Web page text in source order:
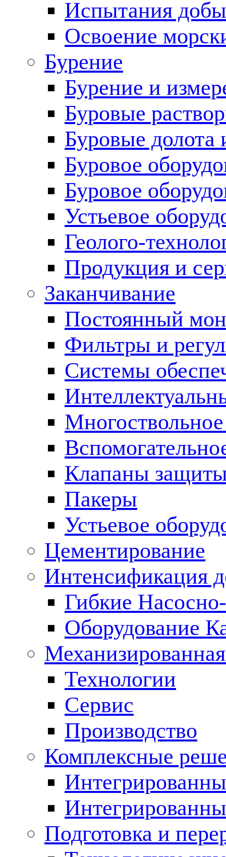
Испытания
Освоение
Бурение
Бурение и
Буровые
Буровые долота
Буровое
Буровое
Устьевое
Геолого-
Продукция и
Заканчивание
Постоянный
Фильтры и
Cистемы
Клапаны
Пакеры
Устьевое
Цементирование
Интенсификация
Гибкие
Оборудование
Технологии
Сервис
Производство
Комплексные
Подготовка и